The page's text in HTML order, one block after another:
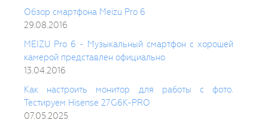
Обзор смартфона Meizu Pro 6
29.08.2016
MEIZU Pro 6 - Музыкальный смартфон с хорошей
камерой представлен официально
13.04.2016
Как настроить монитор для работы с фото.
Тестируем Hisense 27G6K-PRO
07.05.2025